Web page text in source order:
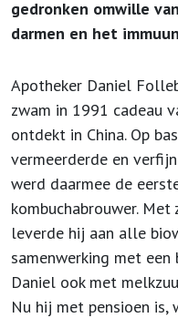
gedronken omwille
darmen en het
Apotheker Daniel
zwam in 1991 cadeau
ontdekt in China. Op
vermeerderde en
werd daarmee de
kombuchabrouwer.
leverde hij aan alle
samenwerking met
Daniel ook met
Nu hij met pensioen is,